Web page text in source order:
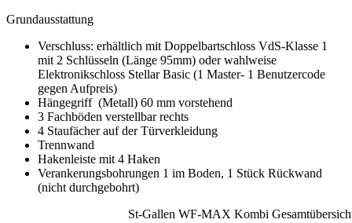
Grundausstattung
Verschluss: erhältlich mit Doppelbartschloss VdS-Klasse 1
mit 2 Schlüsseln (Länge 95mm) oder wahlweise
Elektronikschloss Stellar Basic (1 Master- 1 Benutzercode
gegen Aufpreis)
Hängegriff (Metall) 60 mm vorstehend
3 Fachböden verstellbar rechts
4 Staufächer auf der Türverkleidung
Trennwand
Hakenleiste mit 4 Haken
Verankerungsbohrungen 1 im Boden, 1 Stück Rückwand
(nicht durchgebohrt)
St-Gallen WF-MAX Kombi